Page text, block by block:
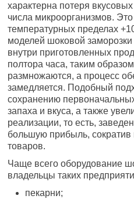
характерна потеря вкусовых
числа микроорганизмов.
температурных пределах
моделей шоковой
внутри приготовленных
полтора часа, таким
размножаются, а процесс
замедляется. Подобный
сохранению
запаха и вкуса, а также
реализации, то есть,
большую прибыль, сократив
товаров.
Чаще всего оборудование
владельцы таких
пекарни;